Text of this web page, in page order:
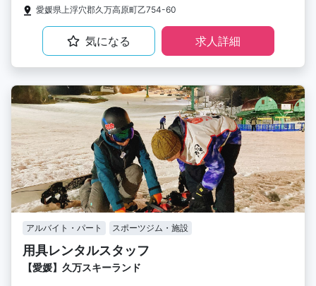
愛媛県上浮穴郡久万高原町乙754-60
気になる 求人詳細
アルバイト・パート スポーツジム・施設
用具レンタルスタッフ
【愛媛】久万スキーランド